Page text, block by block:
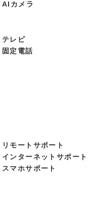
AIカメラ
テレビ
固定電話
リモートサポート
インターネットサポート
スマホサポート